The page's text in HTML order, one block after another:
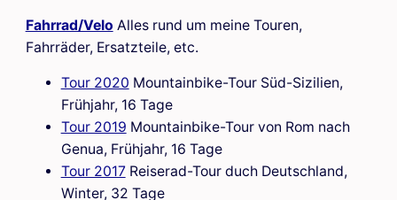
Fahrrad/Velo Alles rund um meine Touren,
Fahrräder, Ersatzteile, etc.
Tour 2020 Mountainbike-Tour Süd-Sizilien,
Frühjahr, 16 Tage
Tour 2019 Mountainbike-Tour von Rom nach
Genua, Frühjahr, 16 Tage
Tour 2017Reiserad-Tour duch Deutschland,
Winter, 32 Tage